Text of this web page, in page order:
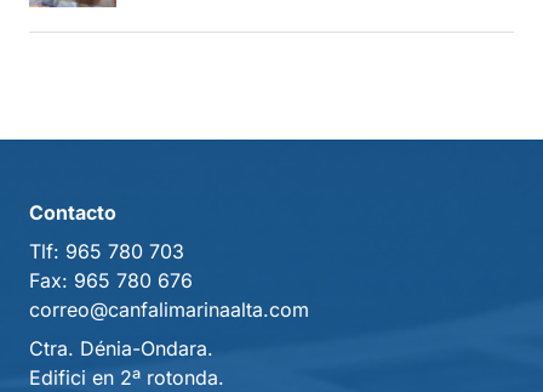
Contacto
Tlf: 965 780 703
Fax: 965 780 676
correo@canfalimarinaalta.com
Ctra. Dénia-Ondara.
Edifici en 2ª rotonda.